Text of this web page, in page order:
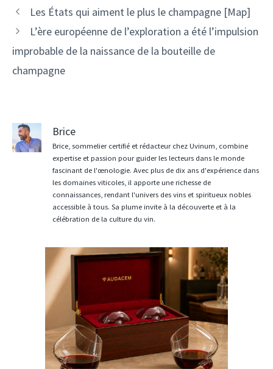
Navigation
des
Les États qui aiment le plus le champagne [Map]
L’ère européenne de l’exploration a été l’impulsion
improbable de la naissance de la bouteille de
champagne
Brice
Brice, sommelier certifié et rédacteur chez Uvinum, combine
expertise et passion pour guider les lecteurs dans le monde
fascinant de l'œnologie. Avec plus de dix ans d'expérience dans
les domaines viticoles, il apporte une richesse de
connaissances, rendant l'univers des vins et spiritueux nobles
accessible à tous. Sa plume invite à la découverte et à la
célébration de la culture du vin.